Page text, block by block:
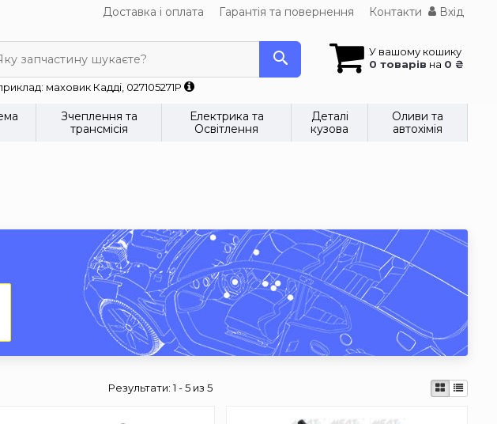
Доставка і оплата Гарантія та повернення Контакти Вхід
У вашому кошику
0 товарів на 0 ₴
запчастину шукаєте?
маховик Кадді, 027105271P
Зчеплення та
трансмісія
Електрика та
Освітлення
Деталі
кузова
Оливи та
автохімія
Результати:1 - 5 из 5